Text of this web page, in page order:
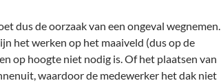
dus de oorzaak van een ongeval wegnemen.
het werken op het maaiveld (dus op de
op hoogte niet nodig is. Of het plaatsen van
waardoor de medewerker het dak niet